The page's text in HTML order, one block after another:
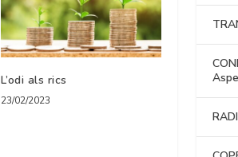
L’odi als rics
23/02/2023